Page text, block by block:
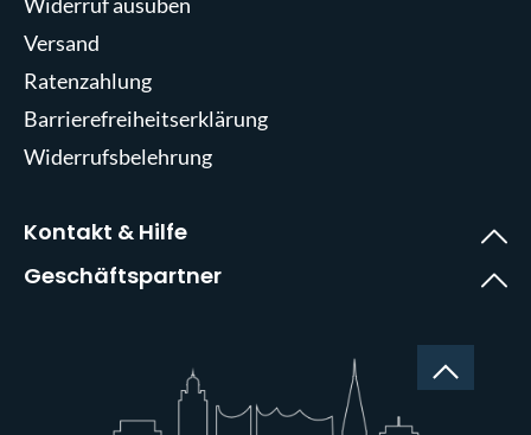
Versand
Ratenzahlung
Barrierefreiheitserklärung
Widerrufsbelehrung
Kontakt & Hilfe
Geschäftspartner